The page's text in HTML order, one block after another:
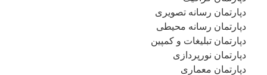
دپارتمان رسانه تصویری
دپارتمان رسانه محیطی
دپارتمان تبلیغات و کمپین
دپارتمان نورپردازی
دپارتمان معماری